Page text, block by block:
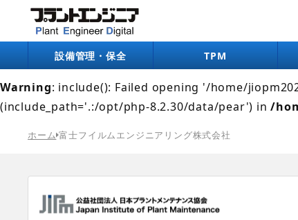
設備管理・保全 TPM
Warning: include(/home/jiopm2024/pe-digital.jp/
/home/jiopm2024/pe-digital.jp/public_html/wp-
Warning: include(): Failed opening '/home/
(include_path='.:/opt/php-8.2.30/data/pear') in/
ホーム 富士フイルムエンジニアリング株式会社